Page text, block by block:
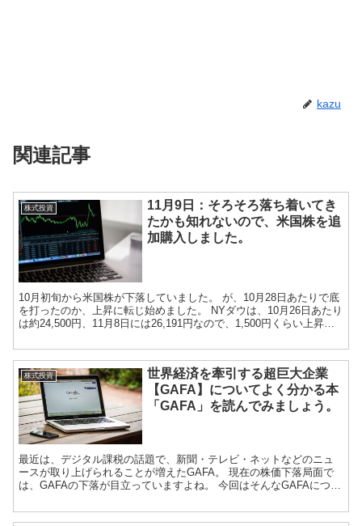
kazu
関連記事
株式投資
11月9日：そろそろ落ち着いてき
たかも知れないので、米国株を追
加購入しました。
10月初旬から米国株が下落していました。 が、10月28日あたりで底
を打ったのか、上昇に転じ始めました。 NYダウは、10月26日あたり
は約24,500円、11月8日には26,191円なので、1,500円くらい上昇し
株式投資
世界経済を牽引する超巨大企業
【GAFA】についてよく分かる本
「GAFA」を読んでみましょう。
最近は、デジタル課税の話題で、新聞・テレビ・ネットなどのニュ
ースが取り上げられることが増えたGAFA。 現在の株価下落局面で
は、GAFAの下落が目立っていますよね。 今回はそんなGAFAについ